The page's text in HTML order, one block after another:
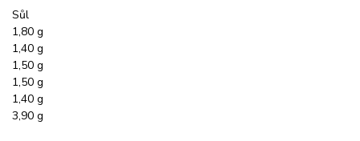
Sůl
1,80 g
1,40 g
1,50 g
1,50 g
1,40 g
3,90 g